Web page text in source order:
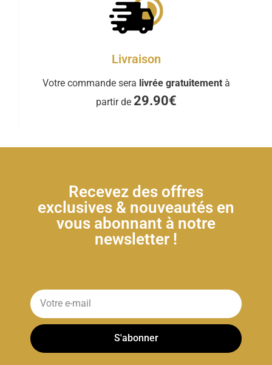
Livraison
Votre commande sera livrée gratuitement à
partir de 29.90€
Recevez des offres
exclusives & nouveautés en
vous abonnant à notre
newsletter !
S'abonner